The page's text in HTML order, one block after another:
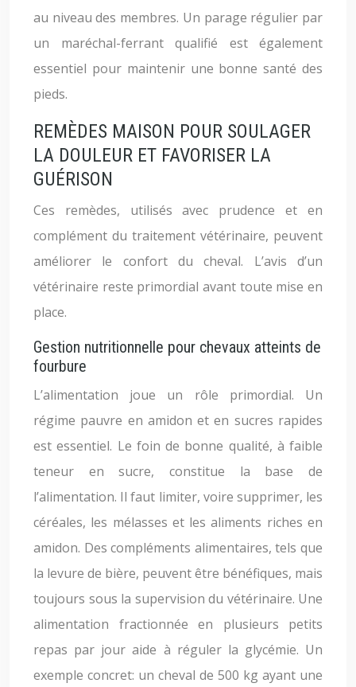
au niveau des membres. Un parage régulier par
un maréchal-ferrant qualifié est également
essentiel pour maintenir une bonne santé des
pieds.
REMÈDES MAISON POUR SOULAGER
LA DOULEUR ET FAVORISER LA
GUÉRISON
Ces remèdes, utilisés avec prudence et en
complément du traitement vétérinaire, peuvent
améliorer le confort du cheval. L’avis d’un
vétérinaire reste primordial avant toute mise en
place.
Gestion nutritionnelle pour chevaux atteints de
fourbure
L’alimentation joue un rôle primordial. Un
régime pauvre en amidon et en sucres rapides
est essentiel. Le foin de bonne qualité, à faible
teneur en sucre, constitue la base de
l’alimentation. Il faut limiter, voire supprimer, les
céréales, les mélasses et les aliments riches en
amidon. Des compléments alimentaires, tels que
la levure de bière, peuvent être bénéfiques, mais
toujours sous la supervision du vétérinaire. Une
alimentation fractionnée en plusieurs petits
repas par jour aide à réguler la glycémie. Un
exemple concret: un cheval de 500 kg ayant une